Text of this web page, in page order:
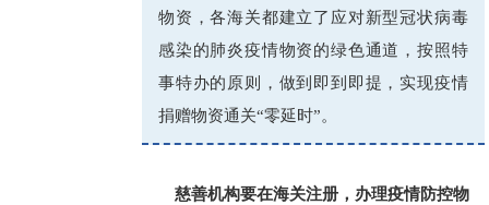
物资，各海关都建立了应对新型冠状病毒
感染的肺炎疫情物资的绿色通道，按照特
事特办的原则，做到即到即提，实现疫情
捐赠物资通关“零延时”。
慈善机构要在海关注册，办理疫情防控物